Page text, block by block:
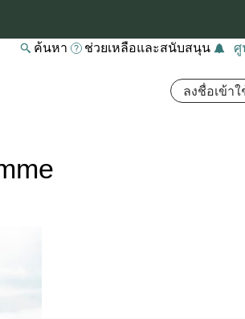
ค้นหา ช่วยเหลือและสนับสนุน ศู
ลงชื่อเข้า